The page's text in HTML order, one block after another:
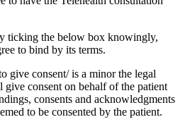
ticking the below box knowingly,
to bind by its terms.
give consent/ is a minor the legal
give consent on behalf of the patient
consents and acknowledgments
to be consented by the patient.